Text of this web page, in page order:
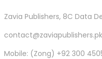
Zavia Publishers, 8C Data
contact@zaviapublishers.pk
Mobile: (Zong) +92 300